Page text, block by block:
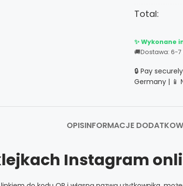
Total:
✨ Wykonane
🚚Dostawa: 6-
🔒 Pay
Germany | 📱
OPISINFORMACJE
Instagram